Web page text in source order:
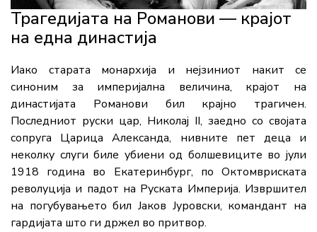
Трагедијата на Романови — крајот
на една династија
Иако старата монархија и нејзиниот накит се
синоним за империјална величина, крајот на
династијата Романови бил крајно трагичен.
Последниот руски цар, Николај II, заедно со својата
сопруга Царица Александа, нивните пет деца и
неколку слуги биле убиени од болшевиците во јули
1918 година во Екатеринбург, по Октомвриската
револуција и падот на Руската Империја. Извршител
на погубувањето бил Јаков Јуровски, командант на
гардијата што ги држел во притвор.